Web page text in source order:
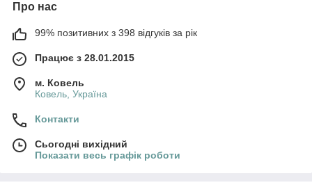
Про нас
99% позитивних з 398 відгуків за рік
Працює з 28.01.2015
м. Ковель
Ковель, Україна
Контакти
Сьогодні вихідний
Показати весь графік роботи